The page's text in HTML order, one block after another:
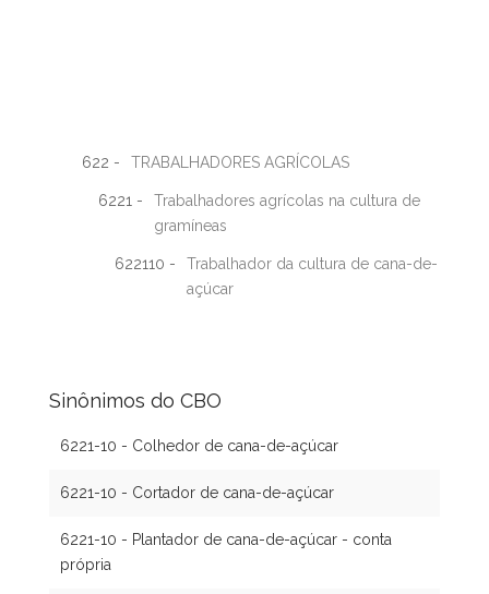
622 - TRABALHADORES AGRÍCOLAS
6221 -
Trabalhadores agrícolas na cultura de
gramíneas
622110 -
Trabalhador da cultura de cana-de-
açúcar
Sinônimos do CBO
6221-10 - Colhedor de cana-de-açúcar
6221-10 - Cortador de cana-de-açúcar
6221-10 - Plantador de cana-de-açúcar - conta
própria